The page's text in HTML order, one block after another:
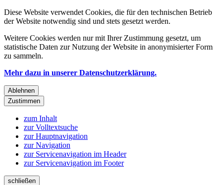
Diese Website verwendet Cookies, die für den technischen Betrieb
der Website notwendig sind und stets gesetzt werden.
Weitere Cookies werden nur mit Ihrer Zustimmung gesetzt, um
statistische Daten zur Nutzung der Website in anonymisierter Form
zu sammeln.
Mehr dazu in unserer Datenschutzerklärung.
Ablehnen
Zustimmen
zum Inhalt
zur Volltextsuche
zur Hauptnavigation
zur Navigation
zur Servicenavigation im Header
zur Servicenavigation im Footer
schließen